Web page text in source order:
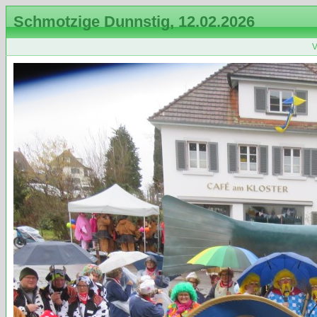
Schmotzige Dunnstig, 12.02.2026